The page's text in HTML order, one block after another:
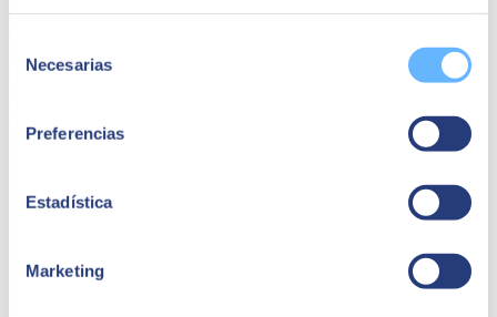
Necesarias
Preferencias
Estadística
Marketing
Responsable equipo Logístico Zona Sur